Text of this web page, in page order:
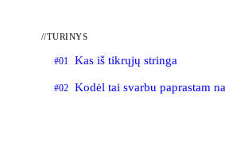
//TURINYS
#01 Kas iš tikrųjų stringa
#02 Kodėl tai svarbu paprastam